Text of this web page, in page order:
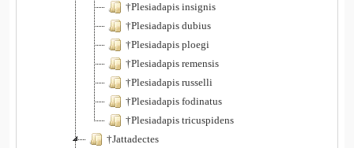
†Plesiadapis insignis
†Plesiadapis dubius
†Plesiadapis ploegi
†Plesiadapis remensis
†Plesiadapis russelli
†Plesiadapis fodinatus
†Plesiadapis tricuspidens
†Jattadectes